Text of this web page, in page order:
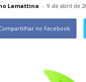
Lamattina - 9 de abril de
no Facebook